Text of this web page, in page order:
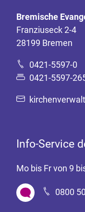
Bremische
Franziuseck 2-4
28199 Bremen
0421-5597-0
0421-5597-
Info-Service
Mo bis Fr von 9
0800